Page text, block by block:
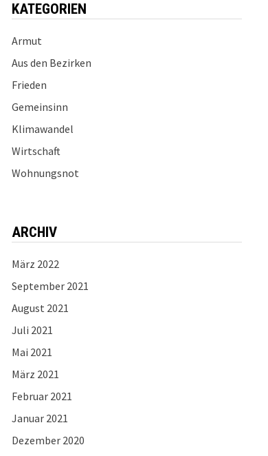
KATEGORIEN
Armut
Aus den Bezirken
Frieden
Gemeinsinn
Klimawandel
Wirtschaft
Wohnungsnot
ARCHIV
März 2022
September 2021
August 2021
Juli 2021
Mai 2021
März 2021
Februar 2021
Januar 2021
Dezember 2020